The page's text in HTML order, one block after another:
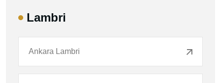
Lambri
Ankara Lambri